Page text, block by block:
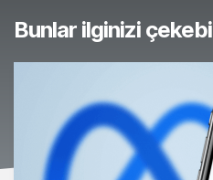
Bunlar ilginizi